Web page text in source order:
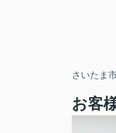
さいたま
お客